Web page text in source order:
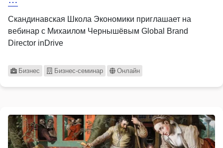
Скандинавская Школа Экономики приглашает на
вебинар с Михаилом Чернышёвым Global Brand
Director inDrive
Бизнес Бизнес-семинар Онлайн